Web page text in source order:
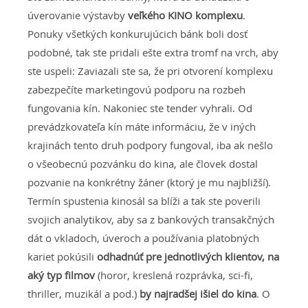
úverovanie výstavby veľkého KINO komplexu.
Ponuky všetkých konkurujúcich bánk boli dosť
podobné, tak ste pridali ešte extra tromf na vrch, aby
ste uspeli: Zaviazali ste sa, že pri otvorení komplexu
zabezpečíte marketingovú podporu na rozbeh
fungovania kín. Nakoniec ste tender vyhrali. Od
prevádzkovateľa kín máte informáciu, že v iných
krajinách tento druh podpory fungoval, iba ak nešlo
o všeobecnú pozvánku do kina, ale človek dostal
pozvanie na konkrétny žáner (ktorý je mu najbližší).
Termín spustenia kinosál sa blíži a tak ste poverili
svojich analytikov, aby sa z bankových transakčných
dát o vkladoch, úveroch a používania platobných
kariet pokúsili odhadnúť pre jednotlivých klientov, na
aký typ filmov (horor, kreslená rozprávka, sci-fi,
thriller, muzikál a pod.) by najradšej išiel do kina. O